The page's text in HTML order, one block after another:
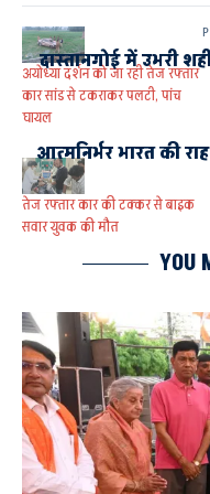
अयोध्या दर्शन को जा रही तेज रफ्तार
कार सांड से टकराकर पलटी, पांच
घायल
तेज रफ्तार कार की टक्कर से बाइक
सवार युवक की मौत
ACCIDENT AYODHYA
पूर्वांचल एक्सप्रेस-वे भर्ती
दास्तानगोई में उभरी
आत्मनिर्भर भारत की
YOU